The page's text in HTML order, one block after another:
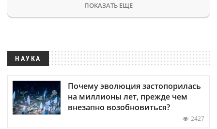
ПОКАЗАТЬ ЕЩЕ
НАУКА
Почему эволюция застопорилась
на миллионы лет, прежде чем
внезапно возобновиться?
2427